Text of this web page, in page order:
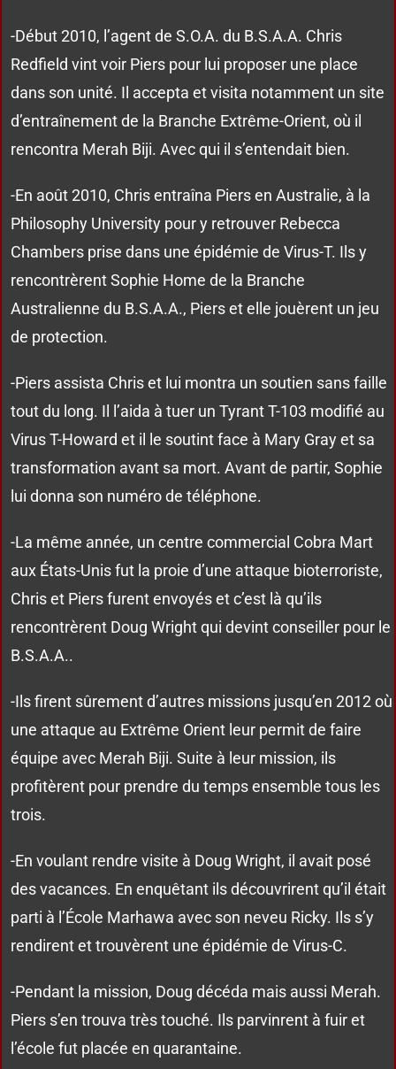
-Début 2010, l’agent de S.O.A. du B.S.A.A. Chris
Redfield vint voir Piers pour lui proposer une place
dans son unité. Il accepta et visita notamment un site
d’entraînement de la Branche Extrême-Orient, où il
rencontra Merah Biji. Avec qui il s’entendait bien.
-En août 2010, Chris entraîna Piers en Australie, à la
Philosophy University pour y retrouver Rebecca
Chambers prise dans une épidémie de Virus-T. Ils y
rencontrèrent Sophie Home de la Branche
Australienne du B.S.A.A., Piers et elle jouèrent un jeu
de protection.
-Piers assista Chris et lui montra un soutien sans faille
tout du long. Il l’aida à tuer un Tyrant T-103 modifié au
Virus T-Howard et il le soutint face à Mary Gray et sa
transformation avant sa mort. Avant de partir, Sophie
lui donna son numéro de téléphone.
-La même année, un centre commercial Cobra Mart
aux États-Unis fut la proie d’une attaque bioterroriste,
Chris et Piers furent envoyés et c’est là qu’ils
rencontrèrent Doug Wright qui devint conseiller pour le
B.S.A.A..
-Ils firent sûrement d’autres missions jusqu’en 2012 où
une attaque au Extrême Orient leur permit de faire
équipe avec Merah Biji. Suite à leur mission, ils
profitèrent pour prendre du temps ensemble tous les
trois.
-En voulant rendre visite à Doug Wright, il avait posé
des vacances. En enquêtant ils découvrirent qu’il était
parti à l’École Marhawa avec son neveu Ricky. Ils s’y
rendirent et trouvèrent une épidémie de Virus-C.
-Pendant la mission, Doug décéda mais aussi Merah.
Piers s’en trouva très touché. Ils parvinrent à fuir et
l’école fut placée en quarantaine.